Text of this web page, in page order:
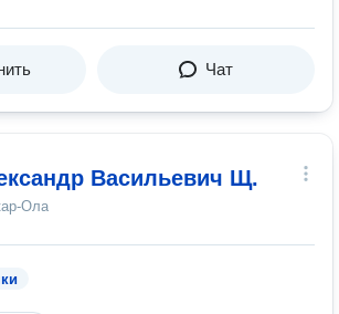
Чат
Васильевич Щ.
Ола